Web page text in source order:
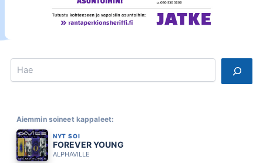
Search
Aiemmin soineet kappaleet:
NYT SOI
FOREVER YOUNG
ALPHAVILLE